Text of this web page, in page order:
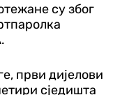
су због
први дијелови
сједишта